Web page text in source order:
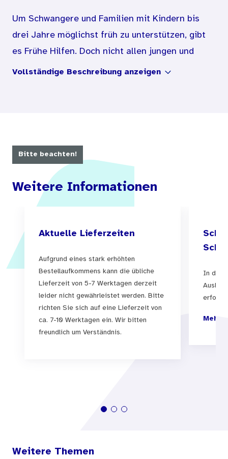
Um Schwangere und Familien mit Kindern bis
drei Jahre möglichst früh zu unterstützen, gibt
es Frühe Hilfen. Doch nicht allen jungen und
werdenden Eltern sind die kostenfreien
können.
Die DVD enthält den Film in den Sprachen
Deutsch, Arabisch, Englisch, Französisch,
Russisch und Türkisch. Alle Sprachfassungen
Maximale Bestellmenge: 30
Weitere Informationen auf www.fruehehilfen.de:
Filme für Fachkräfte und Eltern
https://www.fruehehilfen.de/service/filme/
Vollständige Beschreibung anzeigen
Bitte beachten!
Weitere Informationen
Aktuelle Lieferzeiten
Aufgrund eines stark erhöhten
Bestellaufkommens kann die übliche
Lieferzeit von 5-7 Werktagen derzeit
leider nicht gewährleistet werden. Bitte
richten Sie sich auf eine Lieferzeit von
ca. 7-10 Werktagen ein. Wir bitten
freundlich um Verständnis.
In der
Mehr
Weitere Themen